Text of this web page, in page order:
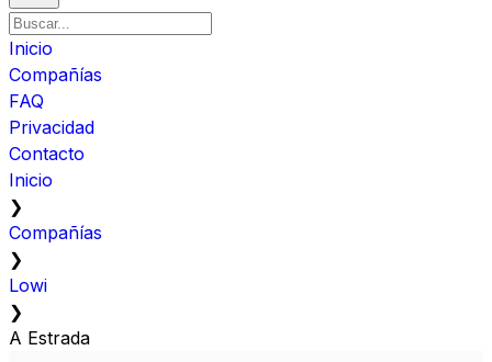
Inicio
Compañías
FAQ
Privacidad
Contacto
Inicio
❯
Compañías
❯
Lowi
❯
A Estrada